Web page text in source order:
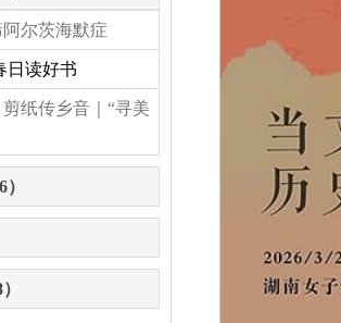
尔茨海默症
日读好书
纸传乡音｜“寻美